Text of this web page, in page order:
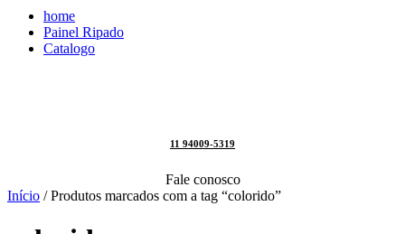
home
Painel Ripado
Catalogo
11 94009-5319
Fale conosco
Início / Produtos marcados com a tag “colorido”